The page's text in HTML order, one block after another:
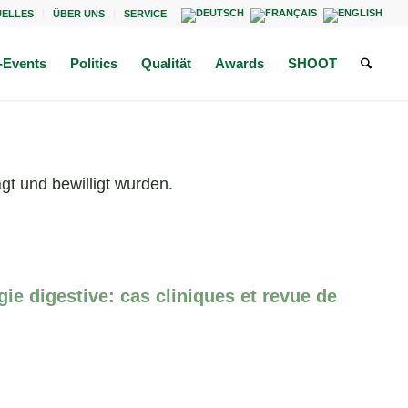
ÜBER UNS SERVICE
Events Politics Qualität Awards SHOOT
und bewilligt wurden.
digestive: cas cliniques et revue de